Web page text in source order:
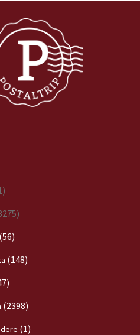
(56)
(148)
(2398)
(1)